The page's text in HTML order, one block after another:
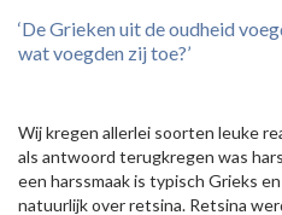
‘De Grieken uit de oudheid
wat voegden zij toe?’
Wij kregen allerlei soorten leuke
als antwoord terugkregen was
een harssmaak is typisch Grieks
natuurlijk over retsina. Retsina